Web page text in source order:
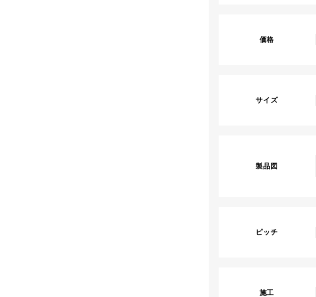
価格
サイズ
製品図
ピッチ
施工